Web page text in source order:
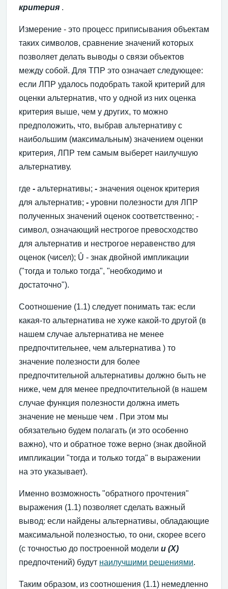
критерия .
Измерение - это процесс приписывания объектам
таких символов, сравнение значений которых
позволяет делать выводы о связи объектов
между собой. Для ТПР это означает следующее:
если ЛПР удалось подобрать такой критерий для
оценки альтернатив, что у одной из них оценка
критерия выше, чем у других, то можно
предположить, что, выбрав альтернативу с
наибольшим (максимальным) значением оценки
критерия, ЛПР тем самым выберет наилучшую
альтернативу.
где - альтернативы; - значения оценок критерия
для альтернатив; - уровни полезности для ЛПР
полученных значений оценок соответственно; -
символ, означающий нестрогое превосходство
для альтернатив и нестрогое неравенство для
оценок (чисел); Û - знак двойной импликации
("тогда и только тогда", "необходимо и
достаточно").
Соотношение (1.1) следует понимать так: если
какая-то альтернатива не хуже какой-то другой (в
нашем случае альтернатива не менее
предпочтительнее, чем альтернатива ) то
значение полезности для более
предпочтительной альтернативы должно быть не
ниже, чем для менее предпочтительной (в нашем
случае функция полезности должна иметь
значение не меньше чем . При этом мы
обязательно будем полагать (и это особенно
важно), что и обратное тоже верно (знак двойной
импликации "тогда и только тогда" в выражении
на это указывает).
Именно возможность "обратного прочтения"
выражения (1.1) позволяет сделать важный
вывод: если найдены альтернативы, обладающие
максимальной полезностью, то они, скорее всего
(с точностью до построенной модели u (Х)
предпочтений) будут наилучшими решениями.
Таким образом, из соотношения (1.1) немедленно